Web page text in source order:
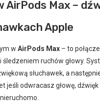
AirPods Max –
Apple
w AirPods Max – to
śledzeniem ruchów głowy.
słuchawek, a
odwracasz głowę, dźwięk